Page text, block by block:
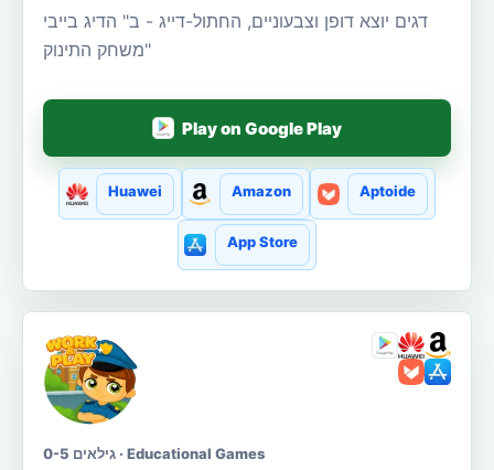
דגים יוצא דופן וצבעוניים, החתול-דייג - ב" הדיג בייבי
"משחק התינוק
Play on Google Play
Huawei Amazon Aptoide
App Store
גילאים 0-5 · Educational Games